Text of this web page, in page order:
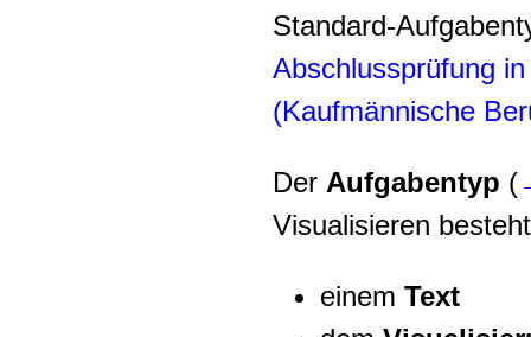
Standard-
Abschlussprüfung
(Kaufmännische
Der Aufgabentyp (
Visualisieren
einem Text